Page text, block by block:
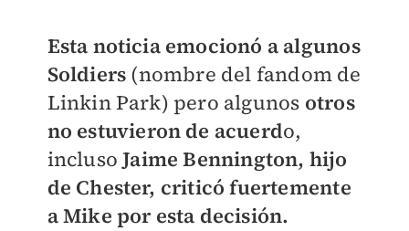
Esta noticia emocionó a algunos
Soldiers (nombre del fandom de
Linkin Park) pero algunos otros
no estuvieron de acuerdo,
inclusoJaime Bennington, hijo
de Chester, criticó fuertemente
a Mike por esta decisión.